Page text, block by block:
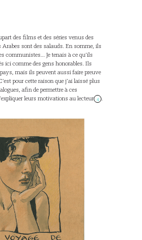
des films et des séries venus des
Arabes sont des salauds. En somme, ils
communistes... Je tenais à ce qu’ils
ici comme des gens honorables. Ils
mais ils peuvent aussi faire preuve
pour cette raison que j’ai laissé plus
afin de permettre à ces
leurs motivations au lecteur 4 .